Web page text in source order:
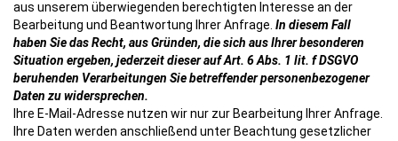
aus unserem überwiegenden berechtigten Interesse an der
Bearbeitung und Beantwortung Ihrer Anfrage. In diesem Fall
haben Sie das Recht, aus Gründen, die sich aus Ihrer besonderen
Situation ergeben, jederzeit dieser auf Art. 6 Abs. 1 lit. f DSGVO
beruhenden Verarbeitungen Sie betreffender personenbezogener
Daten zu widersprechen.
Ihre E-Mail-Adresse nutzen wir nur zur Bearbeitung Ihrer Anfrage.
Ihre Daten werden anschließend unter Beachtung gesetzlicher